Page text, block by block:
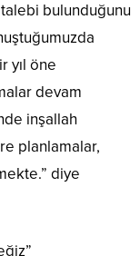
bulunduğunu
yıl öne
devam
inşallah
planlamalar,
diye